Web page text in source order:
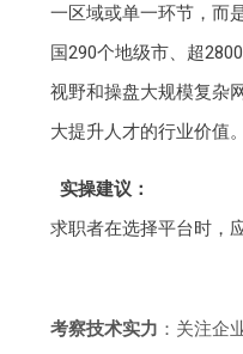
一区域或单一环节，而
国290个地级市、超
视野和操盘大规模复杂
大提升人才的行业价值。
实操建议：
求职者在选择平台时，
考察技术实力 ：关注企